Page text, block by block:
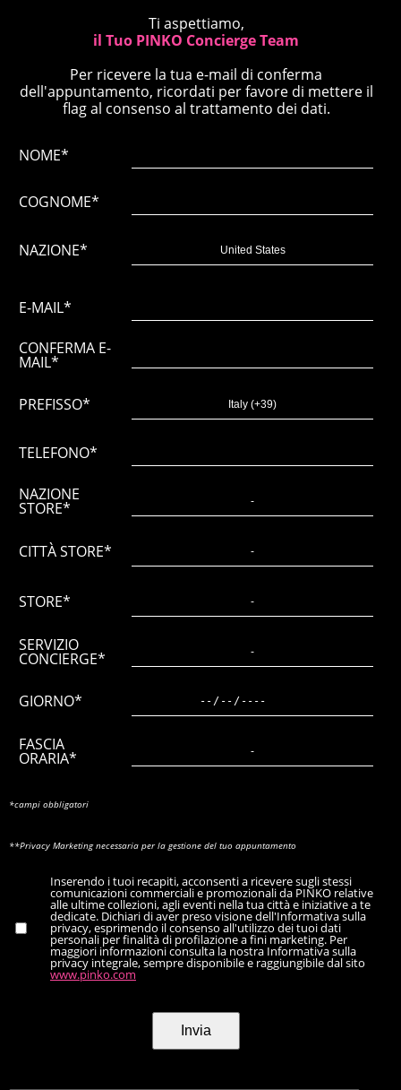
Ti aspettiamo,
il Tuo PINKO Concierge Team
Per ricevere la tua e-mail di conferma
dell'appuntamento, ricordati per favore di mettere il
flag al consenso al trattamento dei dati.
NOME*
COGNOME*
NAZIONE*
E-MAIL*
CONFERMA E-
MAIL*
PREFISSO*
TELEFONO*
NAZIONE
STORE*
CITTÀ STORE*
STORE*
SERVIZIO
CONCIERGE*
GIORNO*
FASCIA
ORARIA*
*campi obbligatori
**Privacy Marketing necessaria per la gestione del tuo appuntamento
Inserendo i tuoi recapiti, acconsenti a ricevere sugli stessi
comunicazioni commerciali e promozionali da PINKO relative
alle ultime collezioni, agli eventi nella tua città e iniziative a te
dedicate. Dichiari di aver preso visione dell'Informativa sulla
privacy, esprimendo il consenso all'utilizzo dei tuoi dati
personali per finalità di profilazione a fini marketing. Per
maggiori informazioni consulta la nostra Informativa sulla
privacy integrale, sempre disponibile e raggiungibile dal sito
www.pinko.com
Invia